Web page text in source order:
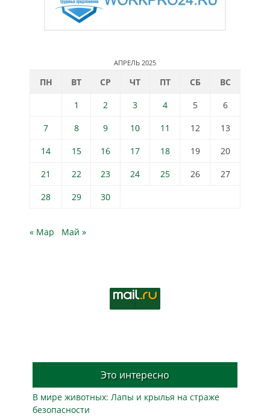
АПРЕЛЬ 2025
ПН ВТ СР ЧТ ПТ СБ
ВС
1
2 3 4 5
6
7
8 9 10 11 12
13
14
15 16 17 18 19
20
21
22 23 24 25 26
27
28
29 30
« Мар Май »
Это интересно
В мире животных: Лапы и крылья на страже
безопасности